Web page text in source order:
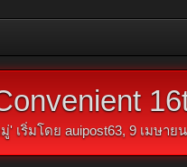
' เริ่มโดย auipost63, 9 เมษาย